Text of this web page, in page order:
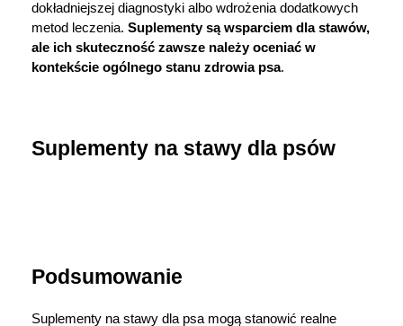
dokładniejszej diagnostyki albo wdrożenia dodatkowych
metod leczenia. Suplementy są wsparciem dla stawów,
ale ich skuteczność zawsze należy oceniać w
kontekście ogólnego stanu zdrowia psa.
Suplementy na stawy dla psów
Podsumowanie
Suplementy na stawy dla psa mogą stanowić realne